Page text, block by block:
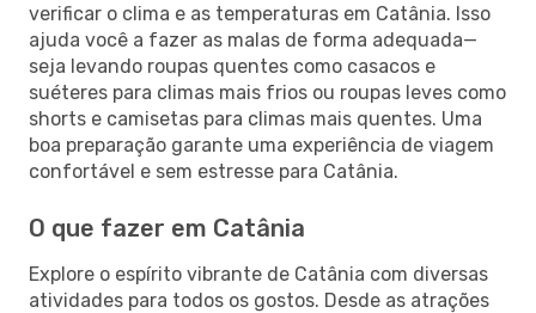
verificar o clima e as temperaturas em Catânia. Isso
ajuda você a fazer as malas de forma adequada—
seja levando roupas quentes como casacos e
suéteres para climas mais frios ou roupas leves como
shorts e camisetas para climas mais quentes. Uma
boa preparação garante uma experiência de viagem
confortável e sem estresse para Catânia.
O que fazer em Catânia
Explore o espírito vibrante de Catânia com diversas
atividades para todos os gostos. Desde as atrações